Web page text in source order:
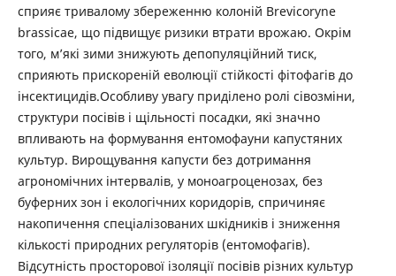
сприяє тривалому збереженню колоній Brevicoryne
brassicae, що підвищує ризики втрати врожаю. Окрім
того, м’які зими знижують депопуляційний тиск,
сприяють прискореній еволюції стійкості фітофагів до
інсектицидів.Особливу увагу приділено ролі сівозміни,
структури посівів і щільності посадки, які значно
впливають на формування ентомофауни капустяних
культур. Вирощування капусти без дотримання
агрономічних інтервалів, у моноагроценозах, без
буферних зон і екологічних коридорів, спричиняє
накопичення спеціалізованих шкідників і зниження
кількості природних регуляторів (ентомофагів).
Відсутність просторової ізоляції посівів різних культур